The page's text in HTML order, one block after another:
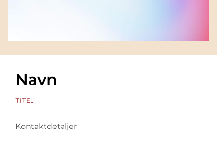
Navn
TITEL
Kontaktdetaljer